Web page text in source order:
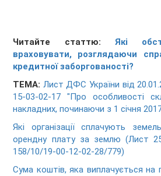
Читайте статтю: Які
враховувати, розглядаючи
кредитної заборгованості?
ТЕМА: Лист ДФС України від
15-03-02-17 "Про особливості
накладних, починаючи з 1 січня
Які організації сплачують
орендну плату за землю (Лист
158/10/19-00-12-02-28/779)
Сума коштів, яка виплачується на